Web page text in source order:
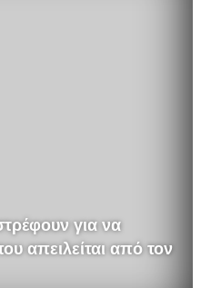
για να
απειλείται από τον